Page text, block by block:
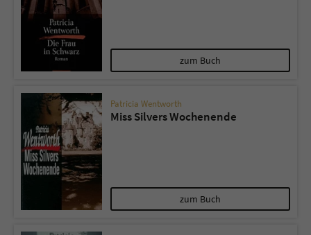
zum Buch
Patricia Wentworth
Miss Silvers Wochenende
zum Buch